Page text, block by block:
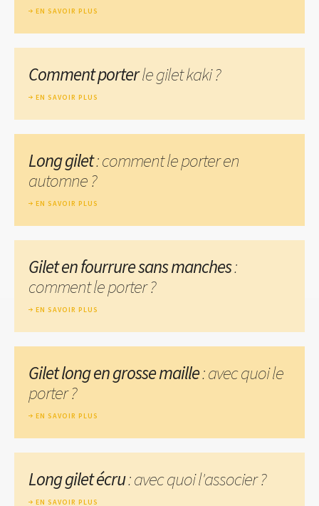
EN SAVOIR PLUS
Comment porterle gilet kaki ?
EN SAVOIR PLUS
Long gilet: comment le porter en
automne ?
EN SAVOIR PLUS
Gilet en fourrure sans manches:
comment le porter ?
EN SAVOIR PLUS
Gilet long en grosse maille: avec quoi le
porter ?
EN SAVOIR PLUS
Long gilet écru: avec quoi l'associer ?
EN SAVOIR PLUS